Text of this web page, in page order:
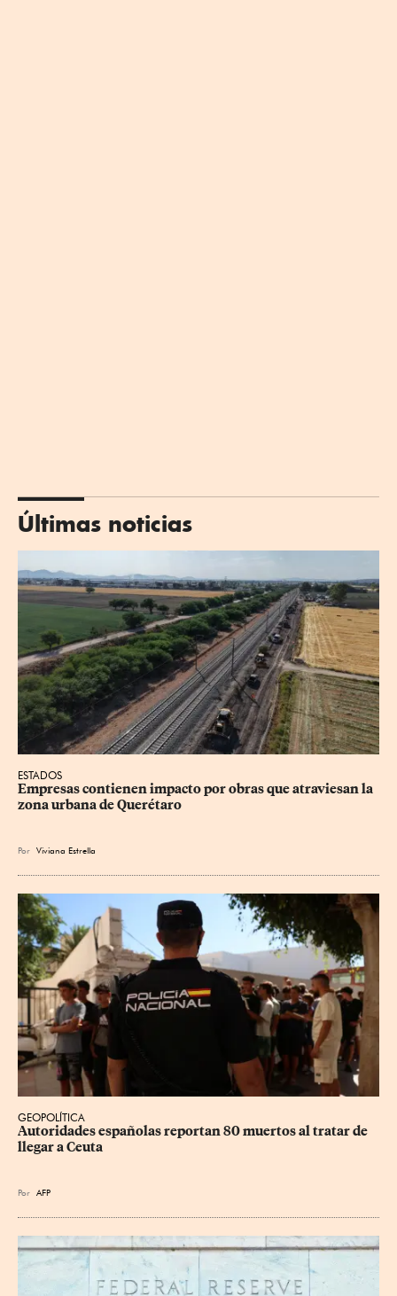
Últimas noticias
ESTADOS
Empresas contienen impacto por obras que atraviesan la
zona urbana de Querétaro
Por Viviana Estrella
GEOPOLÍTICA
Autoridades españolas reportan 80 muertos al tratar de
llegar a Ceuta
Por AFP